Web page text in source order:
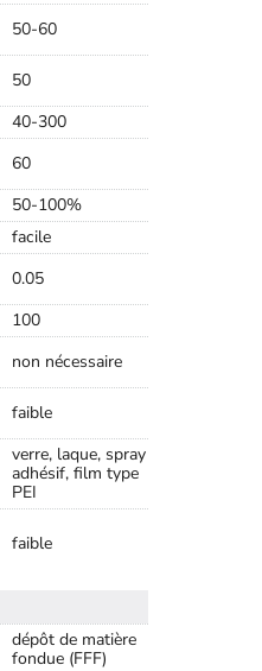
50-60
50
40-300
60
50-100%
facile
0.05
100
non nécessaire
faible
verre, laque, spray
adhésif, film type
PEI
faible
dépôt de matière
fondue (FFF)